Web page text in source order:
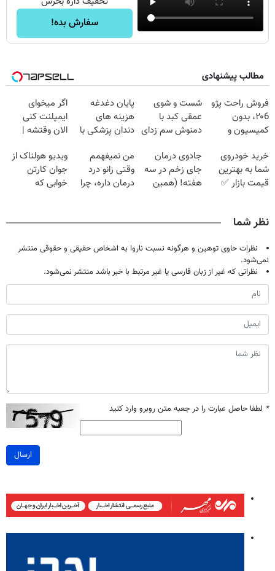
سفارش بده!
مطالب پیشنهادی
فروش راحت پژو
۲۰6، بدون
کمیسیون و
شست و شوی
عمقی کبد با
دمنوش سم زدای
پایان دغدغه
هزینه های
دندان پزشکی با
خانگی
اگر میخوای
ایمپلنت کنی
الان وقتشه |
میلیون تومان!!!
خرید خودروی
شما به بهترین
قیمت بازار ✅
جادوی درمان
جای زخم در سه
هفته! (همین
من نمیفهمم
وقتی زانو درد
درمان داره، چرا
ویدیو هولناک از
جوان کارتن
خوابی که
نظر شما
نظرات حاوی توهین و هرگونه نسبت ناروا به اشخاص حقیقی و حقوقی منتشر
نمی‌شود.
نظراتی که غیر از زبان فارسی یا غیر مرتبط با خبر باشد منتشر نمی‌شود.
* لطفا حاصل عبارت را در جعبه متن روبرو وارد کنید
ارسال